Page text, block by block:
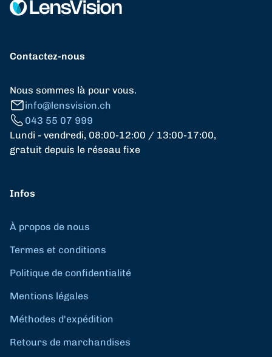
Contactez-nous
Nous sommes là pour vous.
info@lensvision.ch
043 55 07 999
Lundi - vendredi, 08:00-12:00 / 13:00-17:00,
gratuit depuis le réseau fixe
Infos
À propos de nous
Termes et conditions
Politique de confidentialité
Mentions légales
Méthodes d'expédition
Retours de marchandises